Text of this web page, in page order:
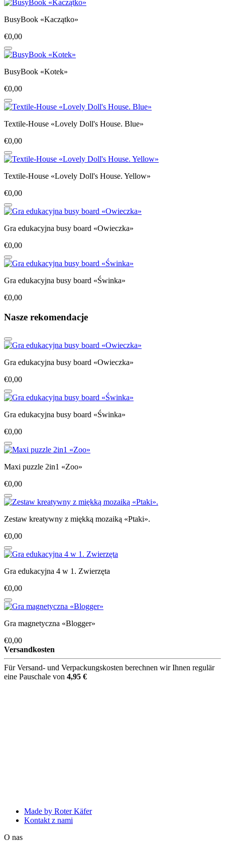
BusyBook «Kaczątko»
€0,00
BusyBook «Kotek»
€0,00
Textile-House «Lovely Doll's House. Blue»
€0,00
Textile-House «Lovely Doll's House. Yellow»
€0,00
Gra edukacyjna busy board «Owieczka»
€0,00
Gra edukacyjna busy board «Świnka»
€0,00
Nasze rekomendacje
Gra edukacyjna busy board «Owieczka»
€0,00
Gra edukacyjna busy board «Świnka»
€0,00
Maxi puzzle 2in1 «Zoo»
€0,00
Zestaw kreatywny z miękką mozaiką «Ptaki».
€0,00
Gra edukacyjna 4 w 1. Zwierzęta
€0,00
Gra magnetyczna «Blogger»
€0,00
Versandkosten
Für Versand- und Verpackungskosten berechnen wir Ihnen regulär
eine Pauschale von 4,95 €
Made by Roter Käfer
Kontakt z nami
O nas